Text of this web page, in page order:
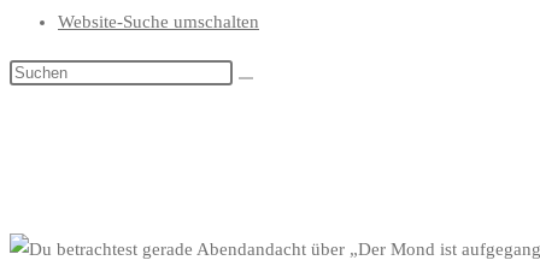
Website-Suche umschalten